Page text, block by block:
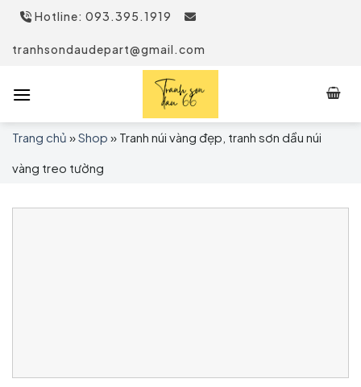
Skip
content
Hotline: 093.395.1919
tranhsondaudepart@gmail.com
Trang chủ »Shop » Tranh núi vàng đẹp, tranh sơn dầu núi
vàng treo tường